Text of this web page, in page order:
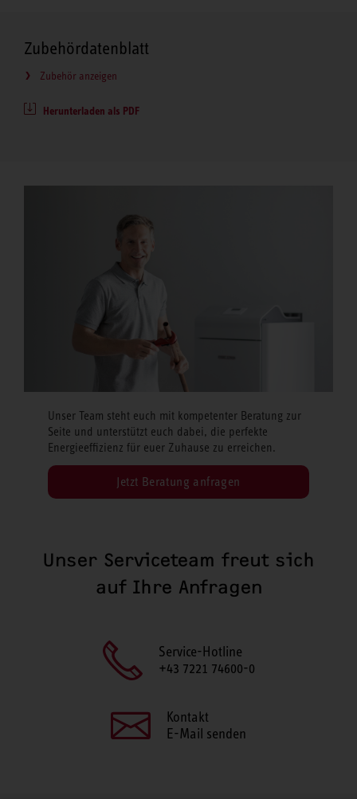
Zubehördatenblatt
Zubehör anzeigen
Herunterladen als PDF
Unser Team steht euch mit kompetenter Beratung zur
Seite und unterstützt euch dabei, die perfekte
Energieeffizienz für euer Zuhause zu erreichen.
Jetzt Beratung anfragen
Unser Serviceteam freut sich
auf Ihre Anfragen
Service-Hotline
+43 7221 74600-0
Kontakt
E-Mail senden